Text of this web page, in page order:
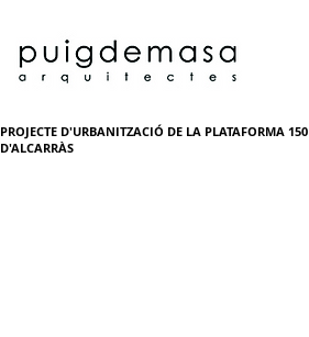
PROJECTE D'URBANITZACIÓ DE LA PLATAFORMA 150
D'ALCARRÀS